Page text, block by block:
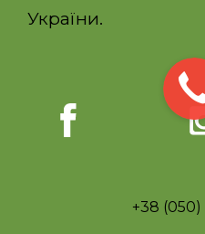
України.
+38 (050)